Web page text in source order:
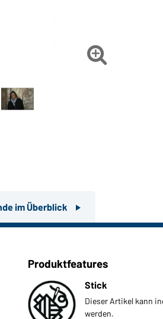

im Überblick
Produktfeatures
Stick
Dieser Artikel kann
werden.